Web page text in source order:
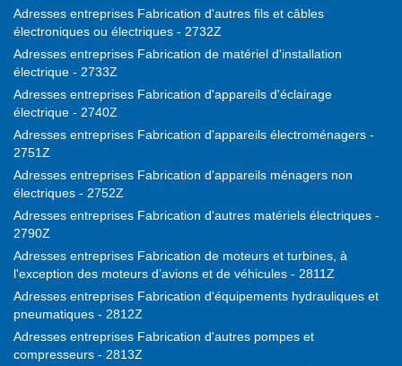
Adresses entreprises Fabrication d'autres fils et câbles
électroniques ou électriques - 2732Z
Adresses entreprises Fabrication de matériel d'installation
électrique - 2733Z
Adresses entreprises Fabrication d'appareils d'éclairage
électrique - 2740Z
Adresses entreprises Fabrication d'appareils électroménagers -
2751Z
Adresses entreprises Fabrication d'appareils ménagers non
électriques - 2752Z
Adresses entreprises Fabrication d'autres matériels électriques -
2790Z
Adresses entreprises Fabrication de moteurs et turbines, à
l'exception des moteurs d’avions et de véhicules - 2811Z
Adresses entreprises Fabrication d'équipements hydrauliques et
pneumatiques - 2812Z
Adresses entreprises Fabrication d'autres pompes et
compresseurs - 2813Z